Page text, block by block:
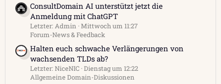
ConsultDomain AI unterstützt jetzt die
Anmeldung mit ChatGPT
Letzter: Admin Mittwoch um 11:27
Forum-News & Feedback
Halten euch schwache Verlängerungen von
wachsenden TLDs ab?
Letzter: NiceNIC Dienstag um 12:22
Allgemeine Domain-Diskussionen